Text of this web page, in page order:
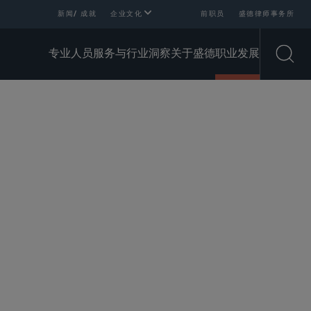
新闻/ 成就 企业文化 前职员 盛德律师事务所
专业人员服务与行业洞察关于盛德职业发展